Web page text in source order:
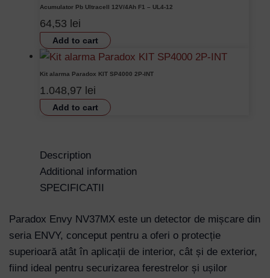
Acumulator Pb Ultracell 12V/4Ah F1 – UL4-12
64,53 lei
Add to cart
Kit alarma Paradox KIT SP4000 2P-INT
1.048,97 lei
Add to cart
Description
Additional information
SPECIFICATII
Paradox Envy NV37MX este un detector de mișcare din
seria ENVY, conceput pentru a oferi o protecție
superioară atât în aplicații de interior, cât și de exterior,
fiind ideal pentru securizarea ferestrelor și ușilor